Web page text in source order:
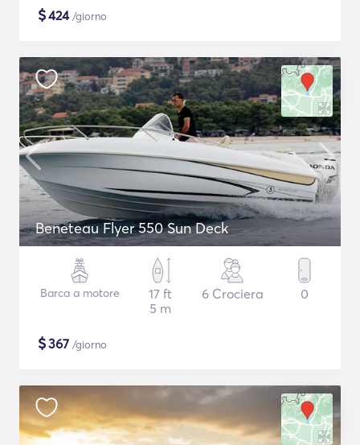
$424/giorno
Beneteau Flyer 550 Sun Deck
Barca a motore
17 ft
5 m
6 Crociera 0
$367 /giorno